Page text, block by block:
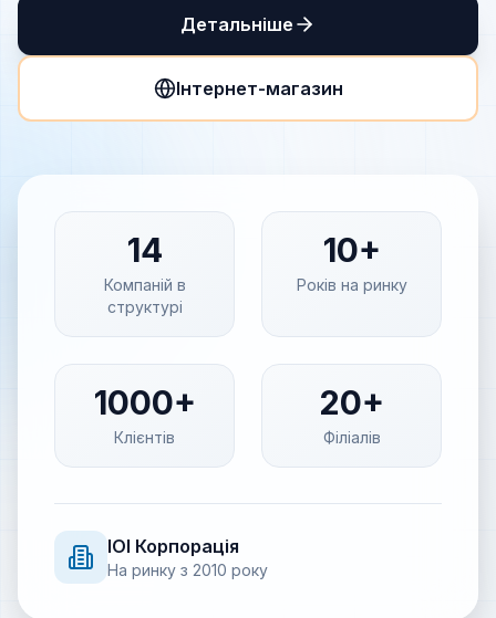
Детальніше
Інтернет-магазин
14
Компаній в
структурі
10+
Років на ринку
1000+
Клієнтів
20+
Філіалів
IOI Корпорація
На ринку з 2010 року